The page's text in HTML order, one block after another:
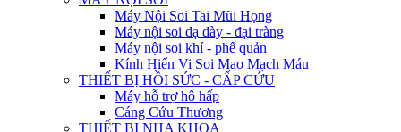
Máy Nội Soi Tai Mũi Họng
Máy nội soi dạ dày - đại tràng
Máy nội soi khí - phế quản
Kính Hiển Vi Soi Mao Mạch Máu
THIẾT BỊ HỒI SỨC - CẤP CỨU
Máy hỗ trợ hô hấp
Cáng Cứu Thương
THIẾT BỊ NHA KHOA